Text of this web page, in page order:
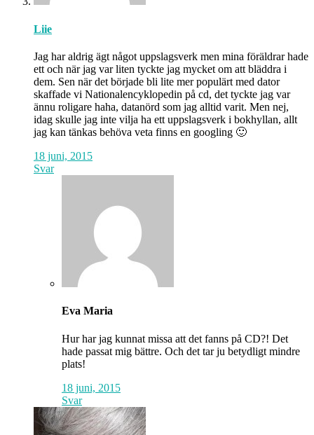
Liie
Jag har aldrig ägt något uppslagsverk men mina föräldrar hade
ett och när jag var liten tyckte jag mycket om att bläddra i
dem. Sen när det började bli lite mer populärt med dator
skaffade vi Nationalencyklopedin på cd, det tyckte jag var
ännu roligare haha, datanörd som jag alltid varit. Men nej,
idag skulle jag inte vilja ha ett uppslagsverk i bokhyllan, allt
jag kan tänkas behöva veta finns en googling 🙂
18 juni, 2015
Svar
Eva Maria
Hur har jag kunnat missa att det fanns på CD?! Det
hade passat mig bättre. Och det tar ju betydligt mindre
plats!
18 juni, 2015
Svar